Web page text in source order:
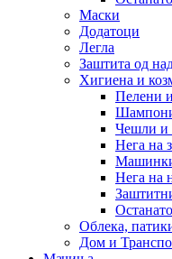
Маски
Додатоци
Легла
Заштита од
Хигиена и
Пелени
Чешли и
Нега на
Нега на
Останато
Облека,
Дом и